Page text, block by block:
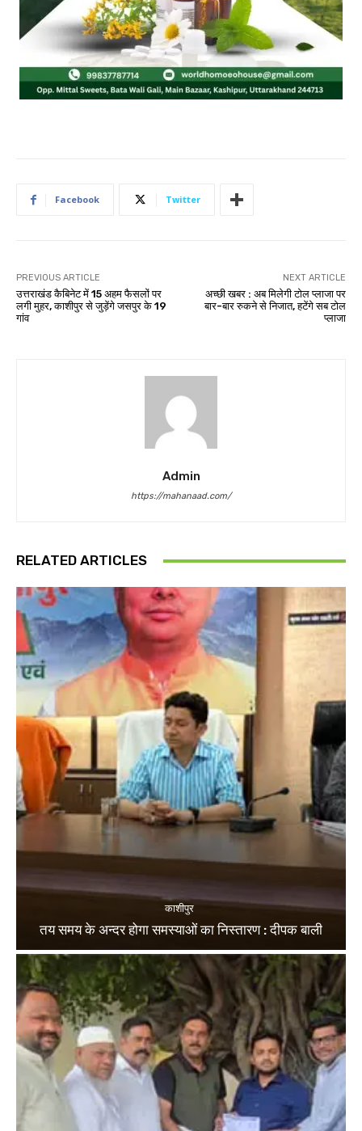
Facebook Twitter
PREVIOUS ARTICLE
उत्तराखंड कैबिनेट में 15 अहम फैसलों पर
लगी मुहर, काशीपुर से जुड़ेंगे जसपुर के 19
गांव
NEXT ARTICLE
अच्छी खबर : अब मिलेगी टोल प्लाजा पर
बार-बार रुकने से निजात, हटेंगे सब टोल
प्लाजा
Admin
https://mahanaad.com/
RELATED ARTICLES
काशीपुर
तय समय के अन्दर होगा समस्याओं का निस्तारण : दीपक बाली